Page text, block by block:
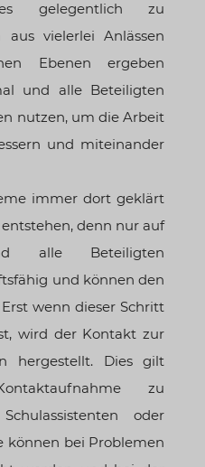
gelegentlich zu
aus vielerlei Anlässen
Ebenen ergeben
und alle Beteiligten
nutzen, um die Arbeit
und miteinander
immer dort geklärt
denn nur auf
alle Beteiligten
und können den
wenn dieser Schritt
wird der Kontakt zur
hergestellt. Dies gilt
zu
oder
können bei Problemen